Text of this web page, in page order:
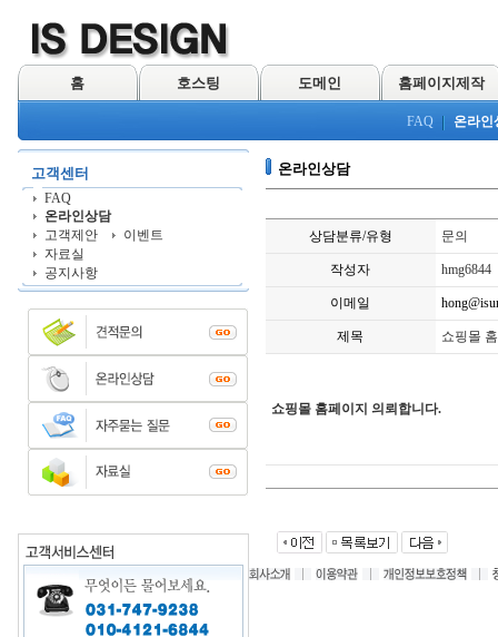
홈 호스팅 도메인 홈페이지제작
FAQ 온라인
고객센터
FAQ
온라인상담
고객제안
이벤트
자료실
공지사항
온라인상담
상담분류/유형 문의
작성자 hmg6844
이메일
제목 쇼핑몰
쇼핑몰 홈페이지 의뢰합니다.